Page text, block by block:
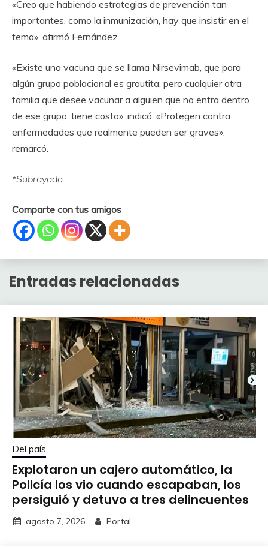
«Creo que habiendo estrategias de prevención tan
importantes, como la inmunización, hay que insistir en el
tema», afirmó Fernández.
«Existe una vacuna que se llama Nirsevimab, que para
algún grupo poblacional es grautita, pero cualquier otra
familia que desee vacunar a alguien que no entra dentro
de ese grupo, tiene costo», indicó. «Protegen contra
enfermedades que realmente pueden ser graves»,
remarcó.
*Subrayado
Comparte con tus amigos
Entradas relacionadas
Del país
Explotaron un cajero automático, la
Policía los vio cuando escapaban, los
persiguió y detuvo a tres delincuentes
agosto 7, 2026 Portal